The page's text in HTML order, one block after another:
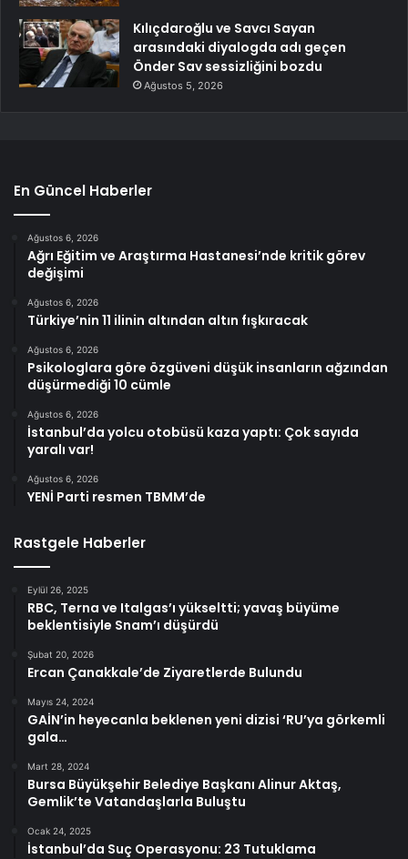
Kılıçdaroğlu ve Savcı Sayan
arasındaki diyalogda adı geçen
Önder Sav sessizliğini bozdu
Ağustos 5, 2026
En Güncel Haberler
Ağustos 6, 2026
Ağrı Eğitim ve Araştırma Hastanesi’nde kritik görev
değişimi
Ağustos 6, 2026
Türkiye’nin 11 ilinin altından altın fışkıracak
Ağustos 6, 2026
Psikologlara göre özgüveni düşük insanların ağzından
düşürmediği 10 cümle
Ağustos 6, 2026
İstanbul’da yolcu otobüsü kaza yaptı: Çok sayıda
yaralı var!
Ağustos 6, 2026
YENİ Parti resmen TBMM’de
Rastgele Haberler
Eylül 26, 2025
RBC, Terna ve Italgas’ı yükseltti; yavaş büyüme
beklentisiyle Snam’ı düşürdü
Şubat 20, 2026
Ercan Çanakkale’de Ziyaretlerde Bulundu
Mayıs 24, 2024
GAİN’in heyecanla beklenen yeni dizisi ‘RU’ya görkemli
gala…
Mart 28, 2024
Bursa Büyükşehir Belediye Başkanı Alinur Aktaş,
Gemlik’te Vatandaşlarla Buluştu
Ocak 24, 2025
İstanbul’da Suç Operasyonu: 23 Tutuklama